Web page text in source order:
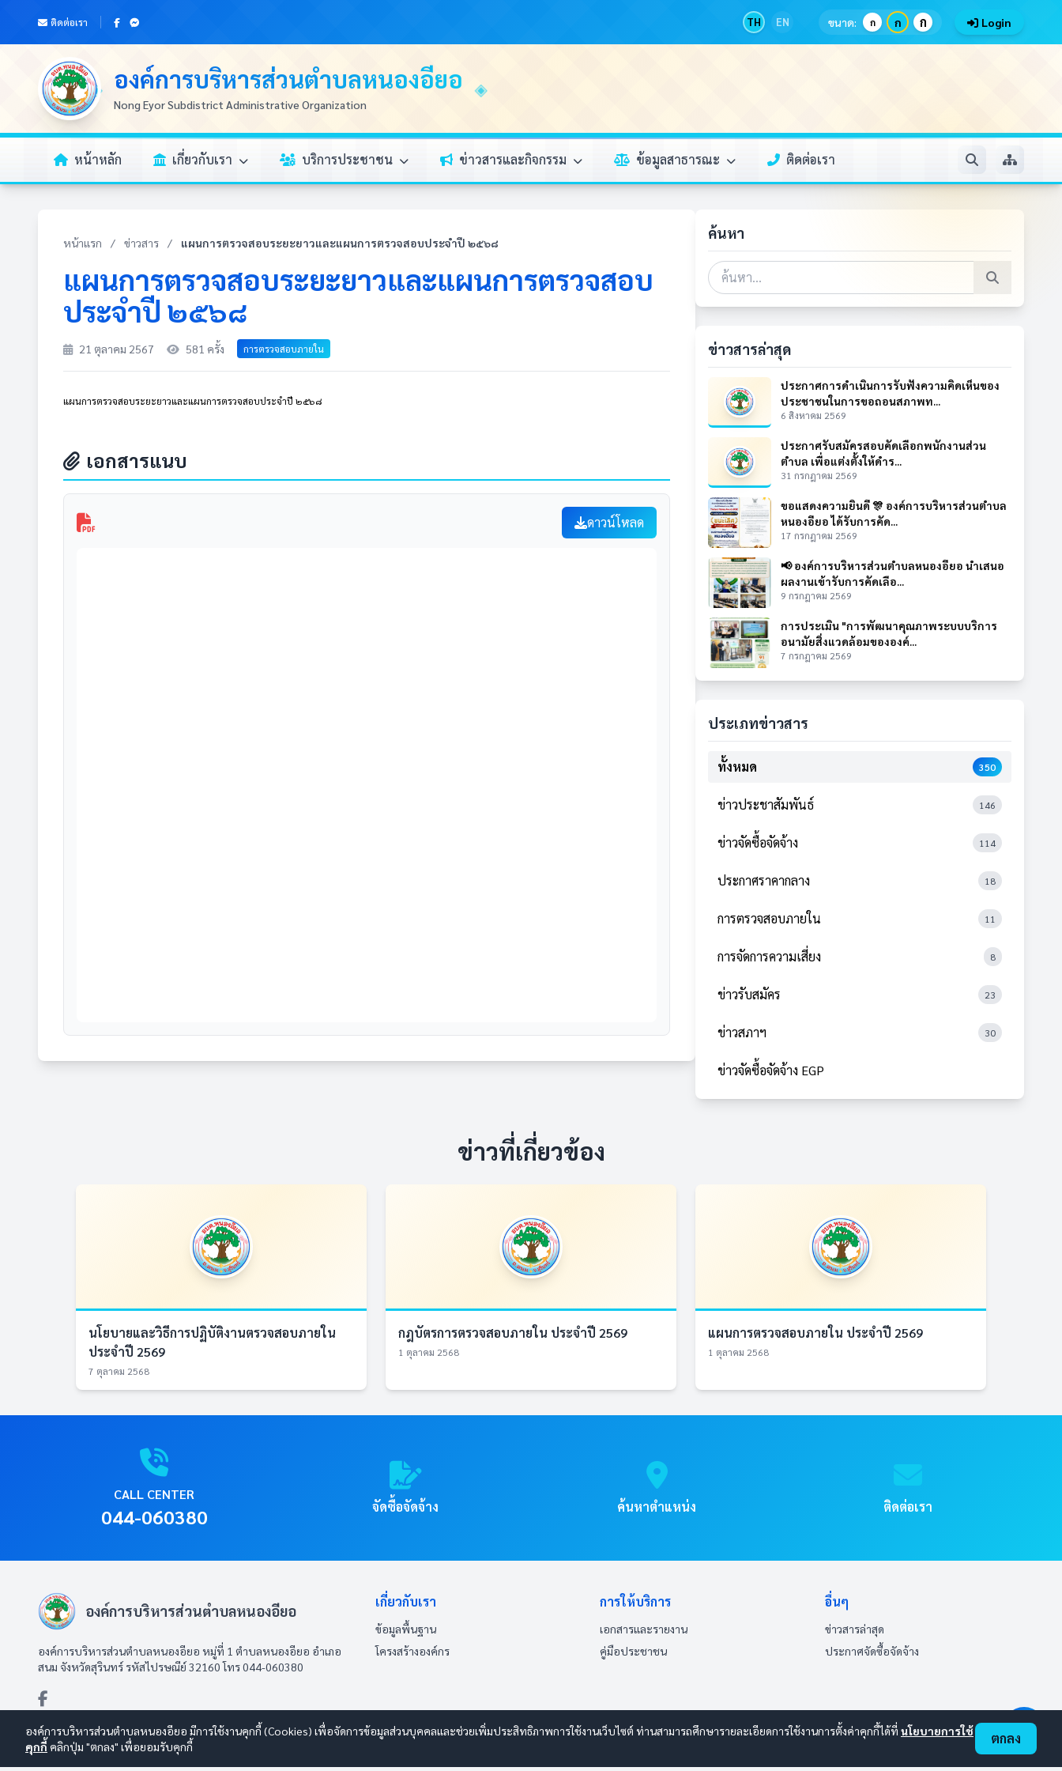
ติดต่อเรา TH EN ขนาด: ก ก ก Login
องค์การบริหารส่วนตำบลหนองอียอ
Nong Eyor Subdistrict Administrative Organization
หน้าหลัก เกี่ยวกับเรา บริการประชาชน ข่าวสารและกิจกรรม ข้อมูลสาธารณะ ติดต่อเรา
หน้าแรก / ข่าวสาร / แผนการตรวจสอบระยะยาวและแผนการตรวจสอบประจำปี ๒๕๖๘
แผนการตรวจสอบระยะยาวและแผนการตรวจสอบ
ประจำปี ๒๕๖๘
21 ตุลาคม 2567 581 ครั้ง การตรวจสอบภายใน
แผนการตรวจสอบระยะยาวและแผนการตรวจสอบประจำปี ๒๕๖๘
เอกสารแนบ
ดาวน์โหลด
ค้นหา
ข่าวสารล่าสุด
ประกาศการดำเนินการรับฟังความคิดเห็นของ
ประชาชนในการขอถอนสภาพท...
6 สิงหาคม 2569
ประกาศรับสมัครสอบคัดเลือกพนักงานส่วน
ตำบล เพื่อแต่งตั้งให้ดำร...
31 กรกฎาคม 2569
ขอแสดงความยินดี 🎊 องค์การบริหารส่วนตำบล
หนองอียอ ได้รับการคัด...
17 กรกฎาคม 2569
📢 องค์การบริหารส่วนตำบลหนองอียอ นำเสนอ
ผลงานเข้ารับการคัดเลือ...
9 กรกฎาคม 2569
การประเมิน "การพัฒนาคุณภาพระบบบริการ
อนามัยสิ่งแวดล้อมขององค์...
7 กรกฎาคม 2569
ประเภทข่าวสาร
ทั้งหมด 350
ข่าวประชาสัมพันธ์ 146
ข่าวจัดซื้อจัดจ้าง 114
ประกาศราคากลาง 18
การตรวจสอบภายใน 11
การจัดการความเสี่ยง 8
ข่าวรับสมัคร 23
ข่าวสภาฯ 30
ข่าวจัดซื้อจัดจ้าง EGP
ข่าวที่เกี่ยวข้อง
นโยบายและวิธีการปฏิบัติงานตรวจสอบภายใน
ประจำปี 2569
7 ตุลาคม 2568
กฎบัตรการตรวจสอบภายใน ประจำปี 2569
1 ตุลาคม 2568
แผนการตรวจสอบภายใน ประจำปี 2569
1 ตุลาคม 2568
CALL CENTER
044-060380 จัดซื้อจัดจ้าง ค้นหาตำแหน่ง ติดต่อเรา
องค์การบริหารส่วนตำบลหนองอียอ
องค์การบริหารส่วนตำบลหนองอียอ หมู่ที่ 1 ตำบลหนองอียอ อำเภอ
สนม จังหวัดสุรินทร์ รหัสไปรษณีย์ 32160 โทร 044-060380
เกี่ยวกับเรา
ข้อมูลพื้นฐาน
โครงสร้างองค์กร
การให้บริการ
เอกสารและรายงาน
คู่มือประชาชน
อื่นๆ
ข่าวสารล่าสุด
ประกาศจัดซื้อจัดจ้าง
องค์การบริหารส่วนตำบลหนองอียอ มีการใช้งานคุกกี้ (Cookies) เพื่อจัดการข้อมูลส่วนบุคคลและช่วยเพิ่มประสิทธิภาพการใช้งานเว็บไซต์ ท่านสามารถศึกษารายละเอียดการใช้งานการตั้งค่าคุกกี้ได้ที่ นโยบายการใช้
คุกกี้ คลิกปุ่ม "ตกลง" เพื่อยอมรับคุกกี้ ตกลง